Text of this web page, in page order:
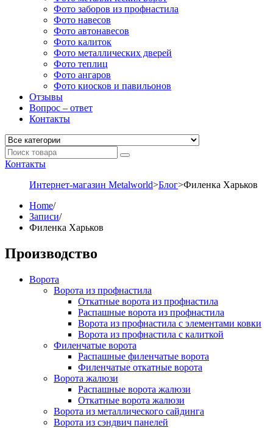
Фото заборов из профнастила
Фото навесов
Фото автонавесов
Фото калиток
Фото металлических дверей
Фото теплиц
Фото ангаров
Фото киосков и павильонов
Отзывы
Вопрос – ответ
Контакты
Контакты
Интернет-магазин Metalworld>Блог>Филенка Харьков
Home/
Записи/
Филенка Харьков
Производство
Ворота
Ворота из профнастила
Откатные ворота из профнастила
Распашные ворота из профнастила
Ворота из профнастила с элементами ковки
Ворота из профнастила с калиткой
Филенчатые ворота
Распашные филенчатые ворота
Филенчатые откатные ворота
Ворота жалюзи
Распашные ворота жалюзи
Откатные ворота жалюзи
Ворота из металлического сайдинга
Ворота из сэндвич панелей